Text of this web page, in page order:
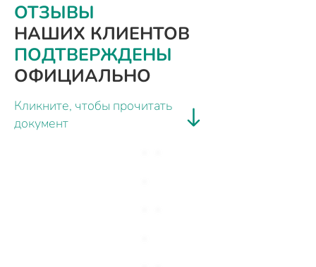
ОТЗЫВЫ
НАШИХ КЛИЕНТОВ
ПОДТВЕРЖДЕНЫ
ОФИЦИАЛЬНО
Кликните, чтобы прочитать
документ